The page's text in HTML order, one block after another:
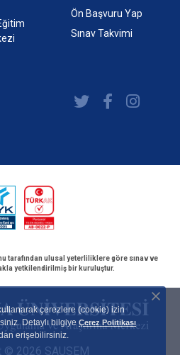
çerezlere (cookie) izin
Detaylı bilgiyeÇerez Politikası
erişebilirsiniz.
Ön Başvuru Yap
Sınav Takvimi
tarafından ulusal yeterliliklere göre sınav ve
yetkilendirilmiş bir kuruluştur.
© 2026 SAUSEM